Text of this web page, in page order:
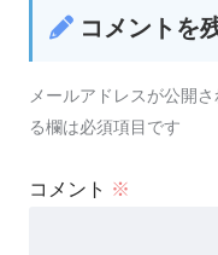
コメントを
メールアドレスが公開
る欄は必須項目です
コメント ※